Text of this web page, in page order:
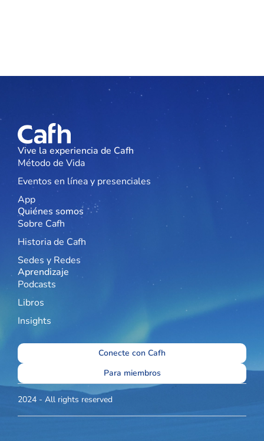
Vive la experiencia de Cafh
Método de Vida
Eventos en línea y presenciales
App
Quiénes somos
Sobre Cafh
Historia de Cafh
Sedes y Redes
Aprendizaje
Podcasts
Libros
Insights
Conecte con Cafh
Para miembros
2024 - All rights reserved